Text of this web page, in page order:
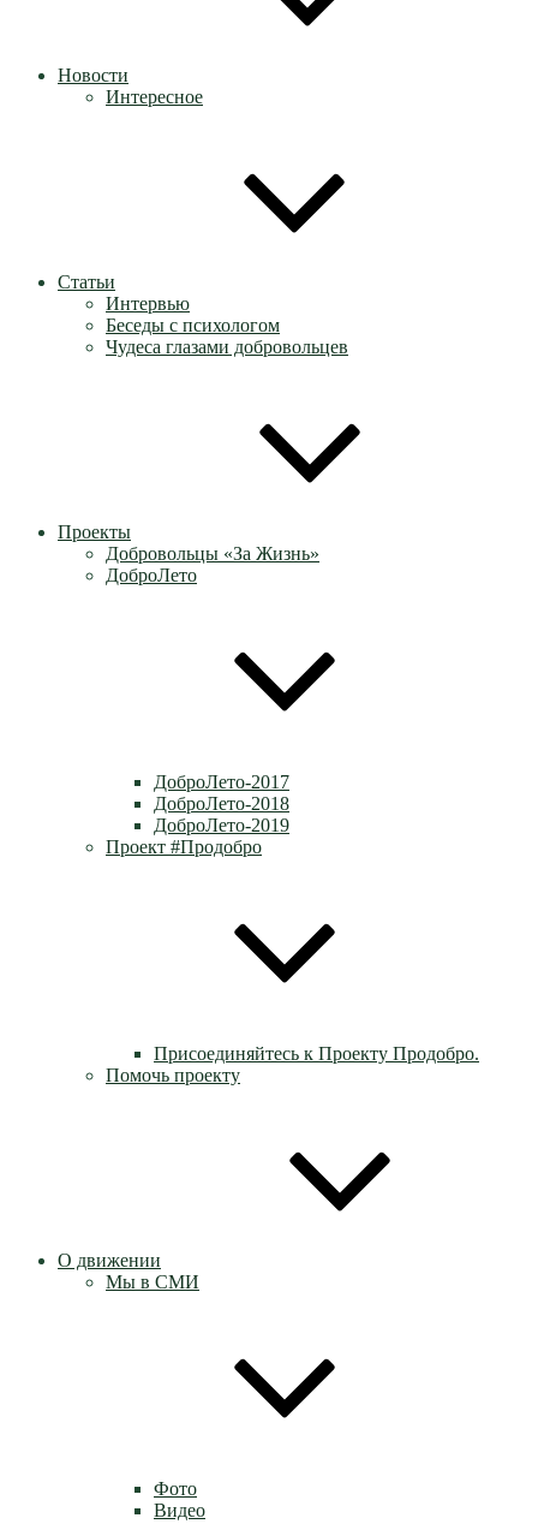
Новости
Интересное
Статьи
Интервью
Беседы с психологом
Чудеса глазами добровольцев
Проекты
Добровольцы «За Жизнь»
ДоброЛето
ДоброЛето-2017
ДоброЛето-2018
ДоброЛето-2019
Проект #Продобро
Присоединяйтесь к Проекту Продобро.
Помочь проекту
О движении
Мы в СМИ
Фото
Видео